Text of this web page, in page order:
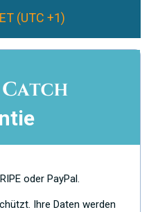
(UTC +1)
oder PayPal.
Ihre Daten werden